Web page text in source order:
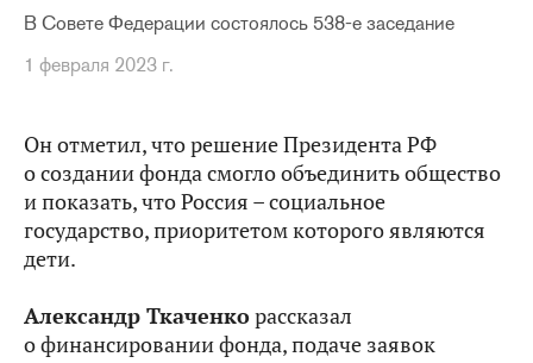
В Совете Федерации состоялось 538-е заседание
1 февраля 2023 г.
Он отметил, что решение Президента РФ
о создании фонда смогло объединить общество
и показать, что Россия – социальное
государство, приоритетом которого являются
дети.
Александр Ткаченкорассказал
о финансировании фонда, подаче заявок